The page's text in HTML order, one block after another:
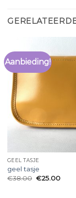
Aanbieding!
GEEL TASJE
geel tasje
€38.00 €25.00